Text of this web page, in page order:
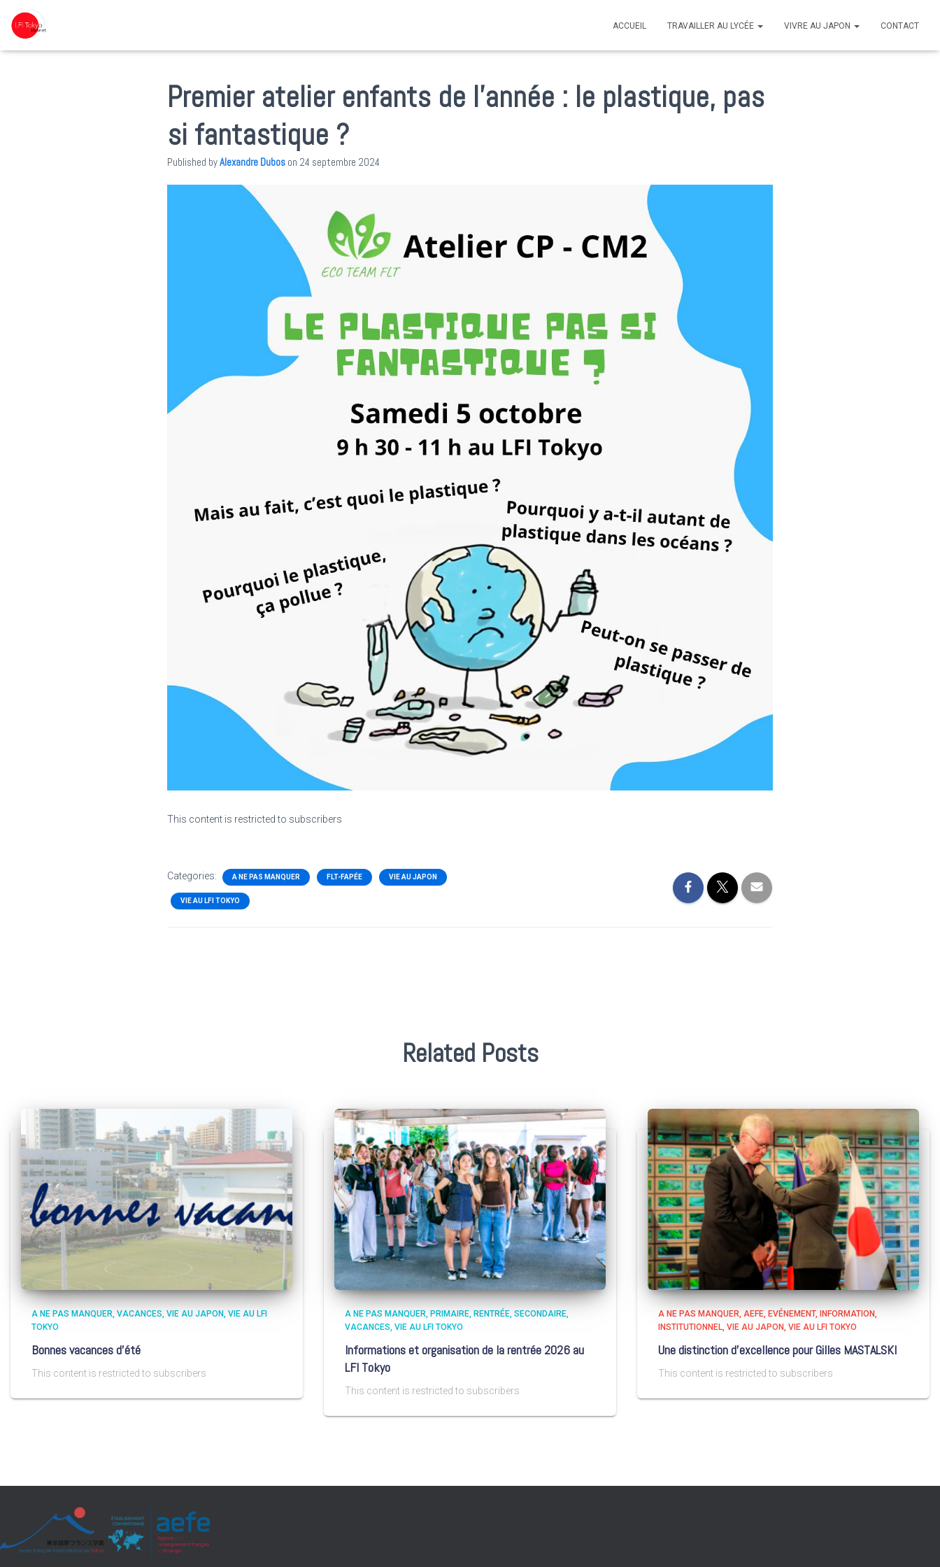
ACCUEIL TRAVAILLER AU LYCÉE VIVRE AU JAPON CONTACT
Premier atelier enfants de l’année : le plastique, pas
si fantastique ?
Published byAlexandre Dubos on 24 septembre 2024
This content is restricted to subscribers
Categories: A NE PAS MANQUER FLT-FAPÉE VIE AU JAPON
VIE AU LFI TOKYO
Related Posts
A NE PAS MANQUER VACANCES VIE AU JAPON VIE AU LFI
TOKYO
Bonnes vacances d’été
This content is restricted to subscribers
A NE PAS MANQUER PRIMAIRE RENTRÉE SECONDAIRE
VACANCES VIE AU LFI TOKYO
Informations et organisation de la rentrée 2026 au
LFI Tokyo
This content is restricted to subscribers
A NE PAS MANQUER AEFE EVÉNEMENT INFORMATION
INSTITUTIONNEL VIE AU JAPON VIE AU LFI TOKYO
Une distinction d’excellence pour Gilles MASTALSKI
This content is restricted to subscribers